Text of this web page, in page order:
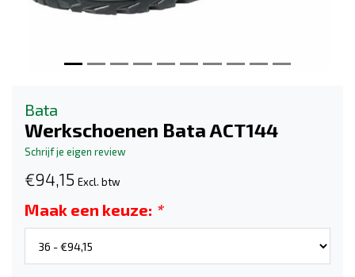
Bata
Werkschoenen Bata ACT144
Schrijf je eigen review
€94,15 Excl. btw
Maak een keuze: *